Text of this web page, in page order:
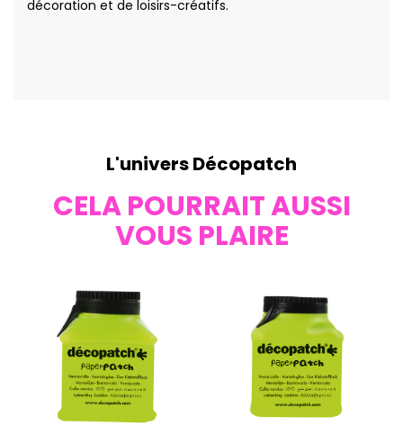
décoration et de loisirs-créatifs.
L'univers Décopatch
CELA POURRAIT AUSSI
VOUS PLAIRE